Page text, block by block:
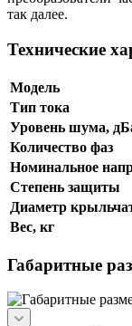
так далее.
Технические
Модель
Тип тока
Уровень шума,
Количество фаз
Номинальное
Степень защиты
Диаметр
Вес, кг
Габаритные